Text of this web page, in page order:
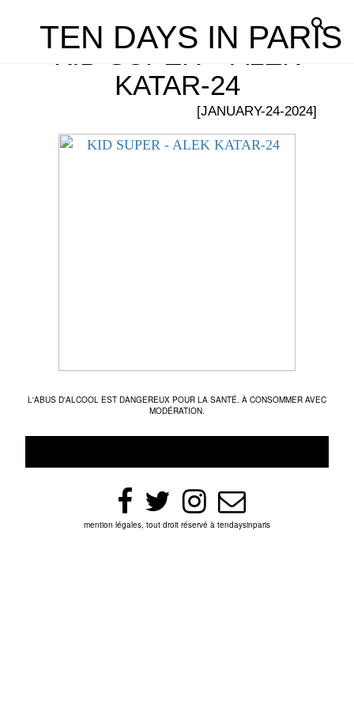
TEN DAYS IN PARIS
KID SUPER – ALEK
KATAR-24
[JANUARY-24-2024]
L'ABUS D'ALCOOL EST DANGEREUX POUR LA SANTÉ. À CONSOMMER AVEC
MODÉRATION.
mention légales, tout droit réservé à tendaysinparis